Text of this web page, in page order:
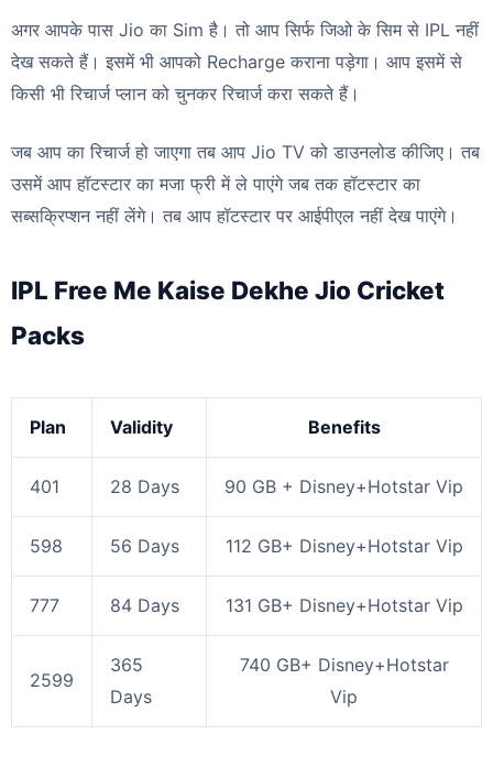
अगर आपके पास Jio का Sim है। तो आप सिर्फ जिओ के सिम से IPL नहीं
देख सकते हैं। इसमें भी आपको Recharge कराना पड़ेगा। आप इसमें से
किसी भी रिचार्ज प्लान को चुनकर रिचार्ज करा सकते हैं।
जब आप का रिचार्ज हो जाएगा तब आप Jio TV को डाउनलोड कीजिए। तब
उसमें आप हॉटस्टार का मजा फ्री में ले पाएंगे जब तक हॉटस्टार का
सब्सक्रिप्शन नहीं लेंगे। तब आप हॉटस्टार पर आईपीएल नहीं देख पाएंगे।
IPL Free Me Kaise Dekhe Jio Cricket
Packs
Plan Validity Benefits
401 28 Days 90 GB + Disney+Hotstar Vip
598 56 Days 112 GB+ Disney+Hotstar Vip
777 84 Days 131 GB+ Disney+Hotstar Vip
2599
365
Days
740 GB+ Disney+Hotstar
Vip